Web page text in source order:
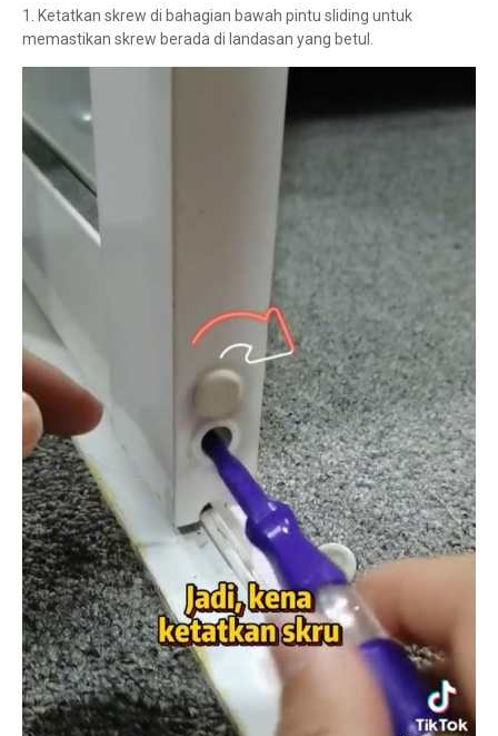
1. Ketatkan skrew di bahagian bawah pintu sliding untuk
memastikan skrew berada di landasan yang betul.